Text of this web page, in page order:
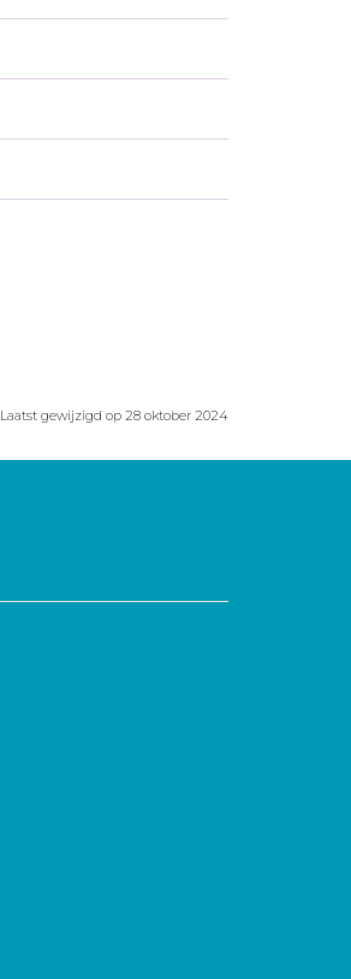
Laatst gewijzigd op 28 oktober 2024